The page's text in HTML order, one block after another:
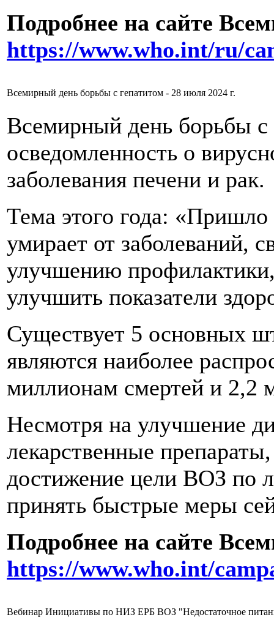
Подробнее на сайте
https://www.who.int/ru/
Всемирный день борьбы с гепатитом - 28 июля 2024 г.
Всемирный день борьбы
осведомленность о
заболевания печени и рак.
Тема этого года: «Пришло
умирает от заболеваний,
улучшению
улучшить показатели
Существует 5 основных
являются наиболее
миллионам смертей и 2,2
Несмотря на улучшение
лекарственные
достижение цели ВОЗ по
принять быстрые меры
Подробнее на сайте
https://www.who.int/
Вебинар Инициативы по НИЗ ЕРБ ВОЗ "Недостаточное